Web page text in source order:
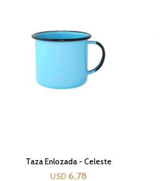
Taza Enlozada - Celeste
USD 6,78